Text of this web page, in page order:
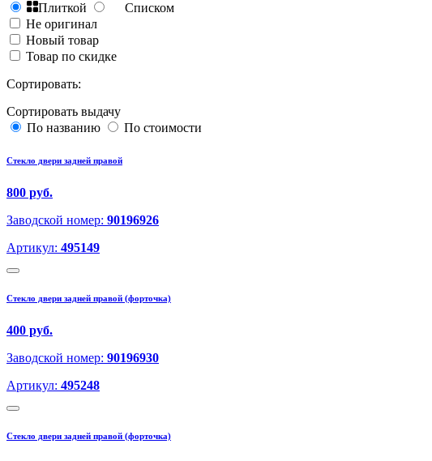
Плиткой
Списком
Не оригинал
Новый товар
Товар по скидке
Сортировать:
Сортировать выдачу
По названию
По стоимости
Стекло двери задней правой
800 руб.
Заводской номер: 90196926
Артикул: 495149
Стекло двери задней правой (форточка)
400 руб.
Заводской номер: 90196930
Артикул: 495248
Стекло двери задней правой (форточка)